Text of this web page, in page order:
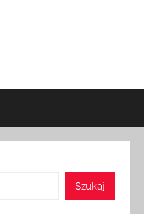
Szukaj